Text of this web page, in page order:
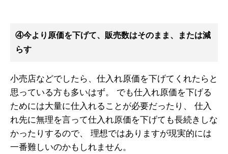
④今より原価を下げて、販売数はそのまま、または減
らす
小売店などでしたら、仕入れ原価を下げてくれたらと
思っている方も多いはず。
でも仕入れ原価を下げる
ためには大量に仕入れることが必要だったり、
仕入
れ先に無理を言って仕入れ原価を下げても長続きしな
かったりするので、
理想ではありますが現実的には
一番難しいのかもしれません。